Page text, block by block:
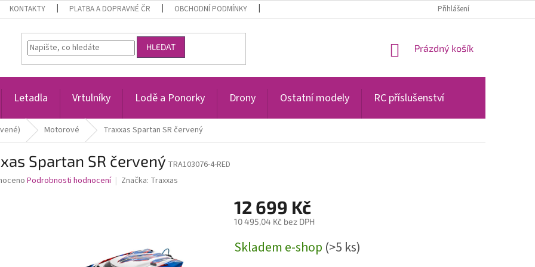
KONTAKTY PLATBA A DOPRAVNÉ ČR OBCHODNÍ PODMÍNKY Přihlášení
HLEDAT
NÁKUPNÍ
Prázdný košík
Letadla Vrtulníky Lodě a Ponorky Drony Ostatní modely RC příslušenství
Motorové Traxxas Spartan SR červený
Spartan SR červený TRA103076-4-RED
Podrobnosti hodnocení Značka: Traxxas
12 699 Kč
10 495,04 Kč bez DPH
cena:
Skladem e-shop (>5 ks)